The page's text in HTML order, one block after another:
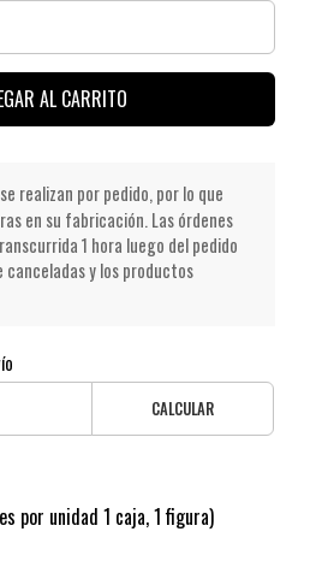
AL CARRITO
realizan por pedido, por lo que
en su fabricación. Las órdenes
1 hora luego del pedido
y los productos
CALCULAR
por unidad 1 caja, 1 figura)